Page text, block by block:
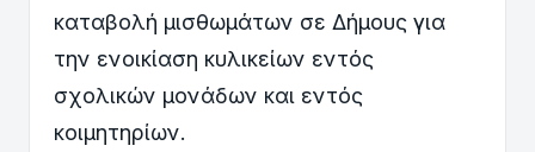
καταβολή μισθωμάτων σε Δήμους για
την ενοικίαση κυλικείων εντός
σχολικών μονάδων και εντός
κοιμητηρίων.